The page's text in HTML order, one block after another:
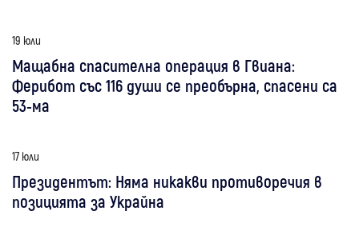
19 юли
Мащабна спасителна операция в Гвиана:
Ферибот със 116 души се преобърна, спасени са
53-ма
17 юли
Президентът: Няма никакви противоречия в
позицията за Украйна